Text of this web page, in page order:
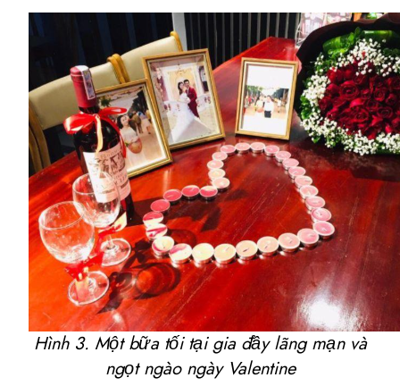
Hình 3. Một bữa tối tại gia đầy lãng mạn và
ngọt ngào ngày Valentine